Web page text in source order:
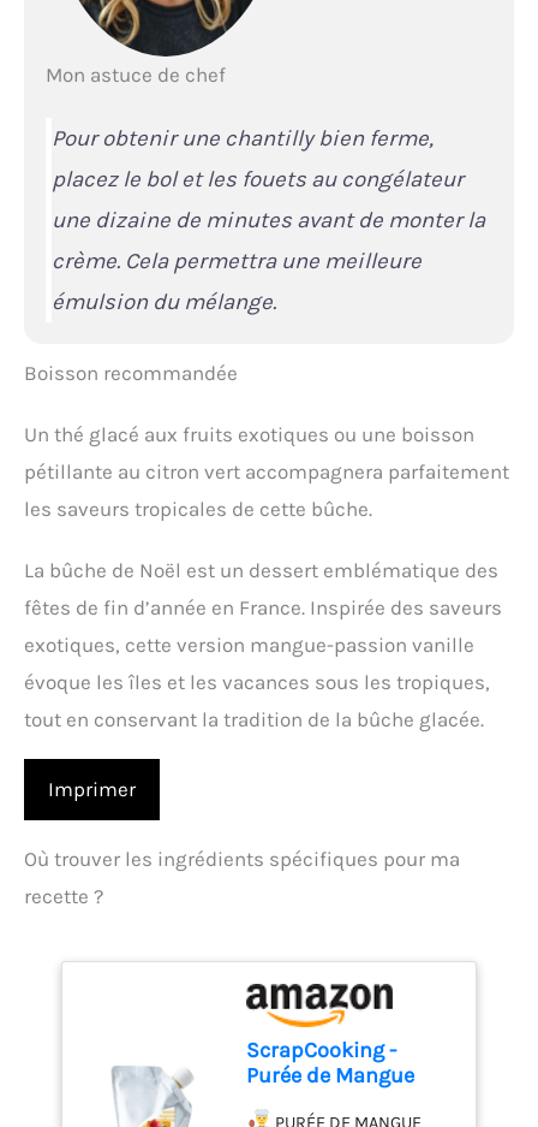
Mon astuce de chef
Pour obtenir une chantilly bien ferme,
placez le bol et les fouets au congélateur
une dizaine de minutes avant de monter la
crème. Cela permettra une meilleure
émulsion du mélange.
Boisson recommandée
Un thé glacé aux fruits exotiques ou une boisson
pétillante au citron vert accompagnera parfaitement
les saveurs tropicales de cette bûche.
La bûche de Noël est un dessert emblématique des
fêtes de fin d’année en France. Inspirée des saveurs
exotiques, cette version mangue-passion vanille
évoque les îles et les vacances sous les tropiques,
tout en conservant la tradition de la bûche glacée.
Imprimer
Où trouver les ingrédients spécifiques pour ma
recette ?
ScrapCooking -
Purée de Mangue
PURÉE DE MANGUE